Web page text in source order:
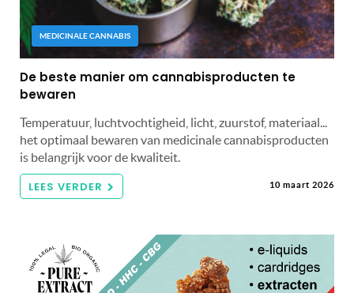
MEDICINALE CANNABIS
De beste manier om cannabisproducten te
bewaren
Temperatuur, luchtvochtigheid, licht, zuurstof, materiaal...
het optimaal bewaren van medicinale cannabisproducten
is belangrijk voor de kwaliteit.
LEES VERDER 10 maart 2026